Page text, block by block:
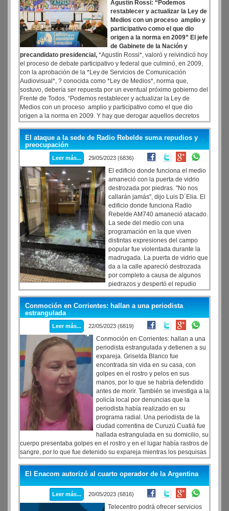
Agustín Rossi: “Podemos
restablecer y actualizar la Ley de
Medios con un proceso amplio y
participativo como el que dio
origen a la norma en 2009” El jefe
de Gabinete de la Nación y
precandidato presidencial, *Agustín Rossi*, valoró y reivindicó hoy
el proceso de debate participativo y federal que culminó, en 2009,
con la aprobación de la *Ley de Servicios de Comunicación
Audiovisual*, ? conocida como *Ley de Medios*, norma que,
sostuvo, debería ser repuesta por un eventual próximo gobierno del
Frente de Todos. “Podemos restablecer y actualizar la Ley de
Medios con un proceso amplio y participativo como el que dio
origen a la norma en 2009. Y hay que derogar aquellos decretos
que impuso Mauricio Macri”*
El ataque a la sede de Radio Rebelde suma repudios y
preocupación
Leer más... 29/05/2023 (6836)
El edificio donde funciona el medio
amaneció con la puerta de vidrio
destrozada por piedras. "No nos
callarán jamás", dijo Luis D´Elia. El
edificio donde funciona Radio
Rebelde AM740 amaneció atacado.
La sede del medio con una
programación en la que viven
distintas expresiones del campo
popular fue violentada durante la
madrugada. La puerta de vidrio que
da a la calle apareció destrozada
por completo a causa de algunos
piedrazos y despertó el repudio
tanto de la propia emisora como del Sindicato de Prensa de Buenos
Aires (Sipreba). En un video en redes, Luis D´Elia vinculó el
episodio al intento de clausurar el medio que llevó adelante el
gobierno porteño a cargo de Horacio Rodríguez Larreta. “Radio
Rebelde no callará jamás”, se lee en el tuit del dirigente que
gestiona la emisora.
Conmoción en Corrientes: hallan a una periodista
estrangulada
Leer más... 22/05/2023 (6819)
Conmoción en Corrientes: hallan a una
periodista estrangulada y detienen a su
expareja. Griselda Blanco fue
encontrada sin vida en su casa, con
golpes en el rostro y pelos en sus
manos, por lo que se habría defendido
antes de morir. También se investiga a la
policía local por denuncias que la
periodista había realizado en su
programa radial. Una periodista de la
ciudad correntina de Curuzú Cuatiá fue
hallada estrangulada en su domicilio, su
cuerpo presentaba golpes en el rostro y en el lugar había rastros de
sangre, por lo que fue detenido su expareja mientras los pesquisas
intentan establecer si se trató de un femicidio o de un crimen
vinculado a las investigaciones que realizaba, informaron fuentes
policiales.Por su parte, la familia de la víctima, identificada como
Griselda Blanco, aseguró que no se trató de un suicidio, sino que
«la mataron» y que «decía verdades que nadie se animaba a
decir», por lo que «la querían ver callada y no pudieron».
El Enacom autorizó al cuarto operador de la Argentina
Leer más... 20/05/2023 (6816)
Telecentro podrá ofrecer servicios